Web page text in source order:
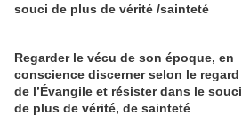
souci de plus de vérité /sainteté
Regarder le vécu de son époque, en
conscience discerner selon le regard
de l’Évangile et résister dans le souci
de plus de vérité, de sainteté